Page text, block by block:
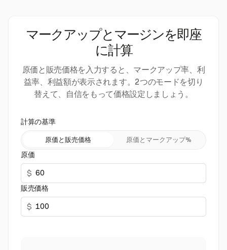
マークアップとマージンを即座
に計算
原価と販売価格を入力すると、マークアップ率、利
益率、利益額が表示されます。2つのモードを切り
替えて、自信をもって価格設定しましょう。
計算の基準
原価と販売価格 原価とマークアップ%
原価
$
販売価格
$